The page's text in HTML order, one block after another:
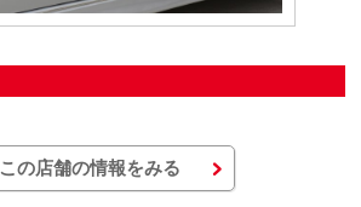
この店舗の情報をみる